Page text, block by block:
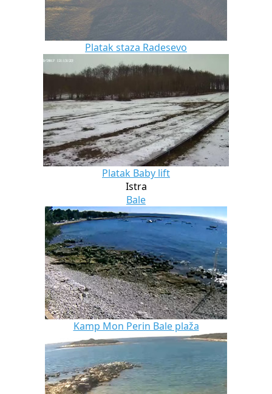
Platak staza Radesevo
Platak Baby lift
Istra
Bale
Kamp Mon Perin Bale plaža